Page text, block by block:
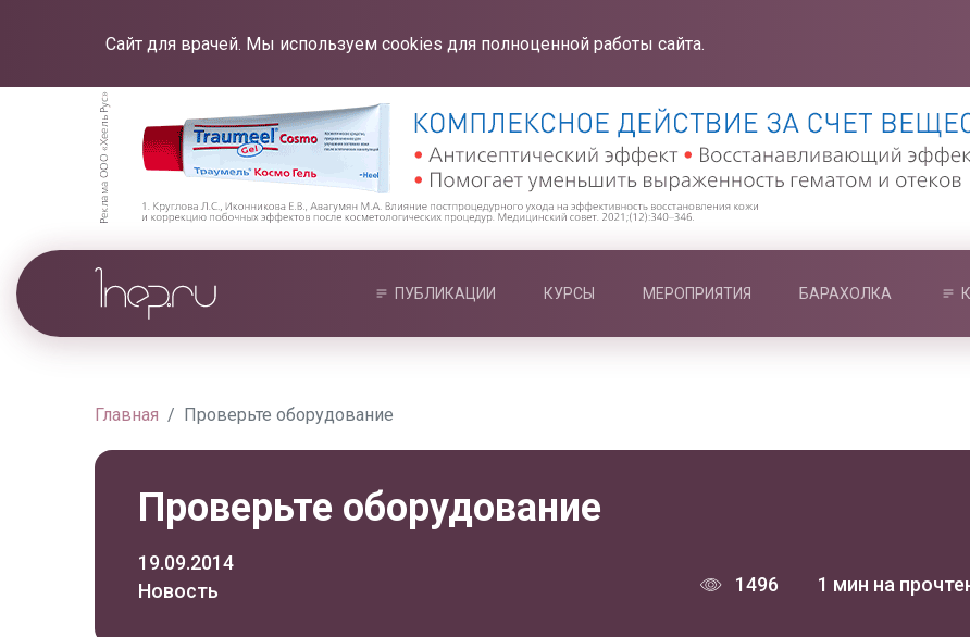
Сайт для врачей. Мы используем cookies для полноценной работы сайта.
ПУБЛИКАЦИИ КУРСЫ МЕРОПРИЯТИЯ БАРАХОЛКА
Главная Проверьте оборудование
Проверьте оборудование
19.09.2014
Новость
1496 1 мин на